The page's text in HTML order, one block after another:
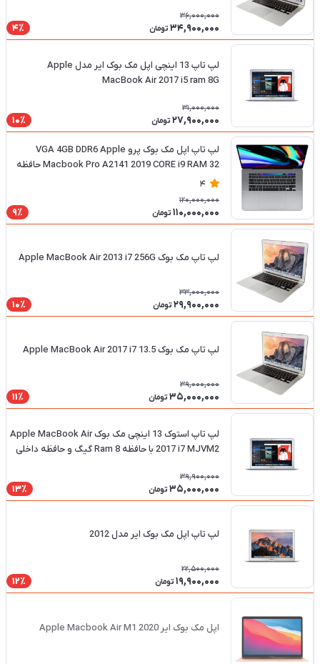
36,000,000
34,900,000 تومان 4٪
لپ تاپ 13 اینچی اپل مک بوک ایر مدل Apple
MacBook Air 2017 i5 ram 8G
31,000,000
27,900,000 تومان 10٪
لپ تاپ اپل مک بوک پرو VGA 4GB DDR6 Apple
Macbook Pro A2141 2019 CORE i9 RAM 32 حافظه
500 SSD تاچ بار4
120,000,000
110,000,000 تومان 9٪
لپ تاپ مک بوک Apple MacBook Air 2013 i7 256G
33,000,000
29,900,000 تومان 10٪
لپ تاپ مک بوک 13.5 Apple MacBook Air 2017 i7
39,000,000
35,000,000 تومان 11٪
لپ تاپ استوک 13 اینچی مک بوک Apple MacBook Air
2017 i7 MJVM2 با حافظه Ram 8 گیگ و حافظه داخلی
39,900,000
35,000,000 تومان 13٪
لپ تاپ اپل مک بوک ایر مدل 2012
22,500,000
19,900,000 تومان 12٪
اپل مک بوک ایر 2020 Apple Macbook Air M1